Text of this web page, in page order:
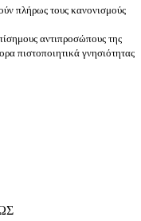
πλήρως τους κανονισμούς
αντιπροσώπους της
πιστοποιητικά γνησιότητας